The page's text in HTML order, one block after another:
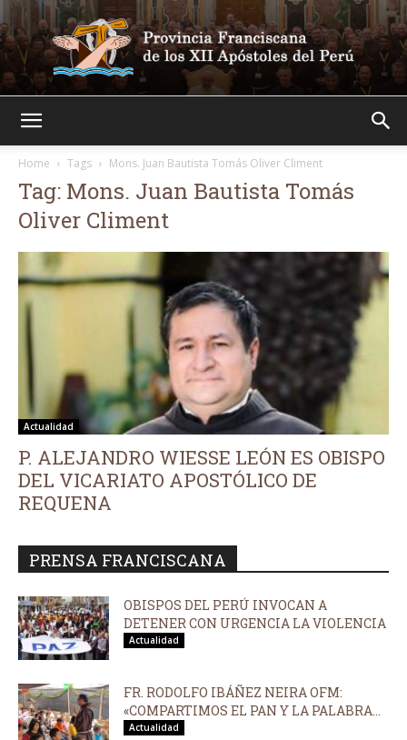
Home
Tags Mons. Juan Bautista Tomás Oliver Climent
Tag: Mons. Juan Bautista Tomás
Oliver Climent
Actualidad
P. ALEJANDRO WIESSE LEÓN ES OBISPO
DEL VICARIATO APOSTÓLICO DE
REQUENA
PRENSA FRANCISCANA
OBISPOS DEL PERÚ INVOCAN A
DETENER CON URGENCIA LA VIOLENCIA
Actualidad
FR. RODOLFO IBÁÑEZ NEIRA OFM:
«COMPARTIMOS EL PAN Y LA PALABRA...
Actualidad